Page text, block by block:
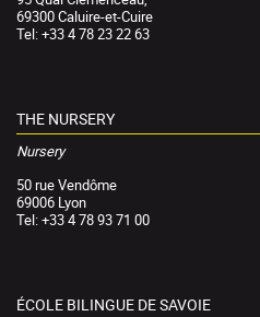
69300 Caluire-et-Cuire
Tel: +33 4 78 23 22 63
THE NURSERY
Nursery
50 rue Vendôme
69006 Lyon
Tel: +33 4 78 93 71 00
ÉCOLE BILINGUE DE SAVOIE